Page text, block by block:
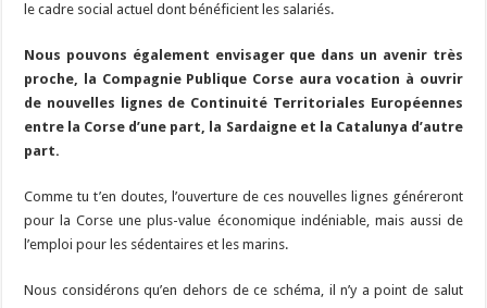
le cadre social actuel dont bénéficient les salariés.
Nous pouvons également envisager que dans un avenir très
proche, la Compagnie Publique Corse aura vocation à ouvrir
de nouvelles lignes de Continuité Territoriales Européennes
entre la Corse d’une part, la Sardaigne et la Catalunya d’autre
part.
Comme tu t’en doutes, l’ouverture de ces nouvelles lignes généreront
pour la Corse une plus-value économique indéniable, mais aussi de
l’emploi pour les sédentaires et les marins.
Nous considérons qu’en dehors de ce schéma, il n’y a point de salut